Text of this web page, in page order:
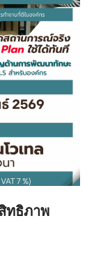
ทธิภาพ